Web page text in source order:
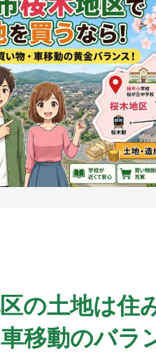
の土地は住
移動のバラ